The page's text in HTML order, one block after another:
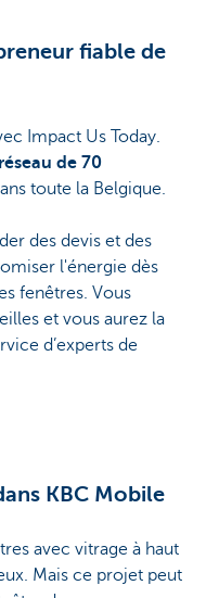
fiable de
Impact Us Today.
réseau de 70
toute la Belgique.
des devis et des
l'énergie dès
fenêtres. Vous
et vous aurez la
d’experts de
KBC Mobile
avec vitrage à haut
Mais ce projet peut